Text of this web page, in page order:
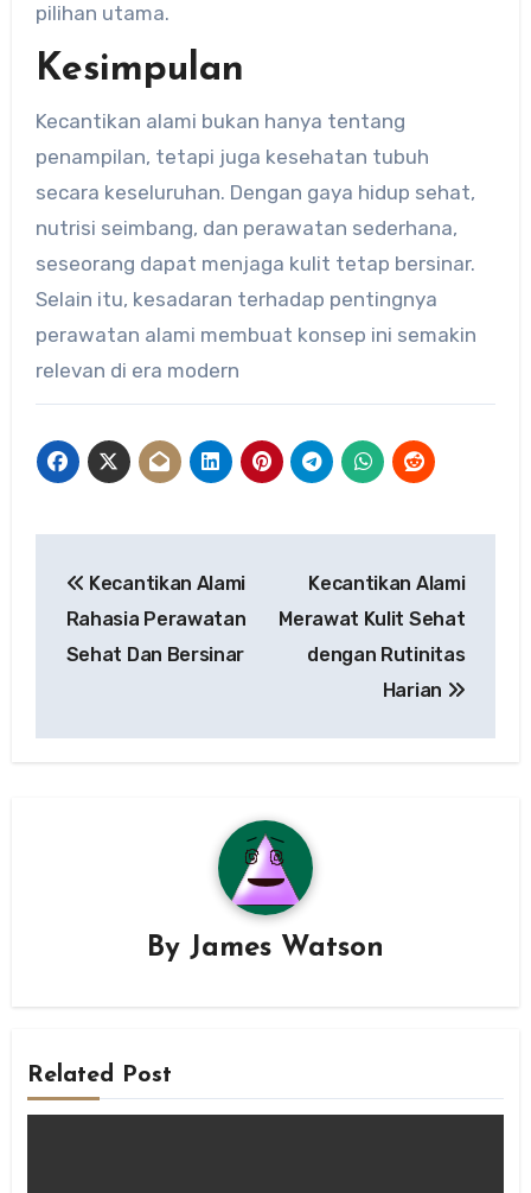
pilihan utama.
Kesimpulan
Kecantikan alami bukan hanya tentang
penampilan, tetapi juga kesehatan tubuh
secara keseluruhan. Dengan gaya hidup sehat,
nutrisi seimbang, dan perawatan sederhana,
seseorang dapat menjaga kulit tetap bersinar.
Selain itu, kesadaran terhadap pentingnya
perawatan alami membuat konsep ini semakin
relevan di era modern
pos
Kecantikan Alami
Rahasia Perawatan
Sehat Dan Bersinar
Kecantikan Alami
Merawat Kulit Sehat
dengan Rutinitas
Harian
By James Watson
Related Post